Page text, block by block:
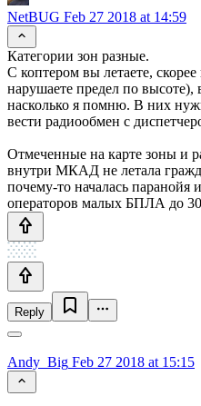
NetBUG Feb 27 2018 at 14:59
Категории зон разные.
С коптером вы летаете,
нарушаете предел по высоте),
насколько я помню. В них
вести радиообмен с
Отмеченные на карте зоны и
внутри МКАД не летала
почему-то началась паранойя
операторов малых БПЛА до 30
Reply
Andy_Big Feb 27 2018 at 15:15